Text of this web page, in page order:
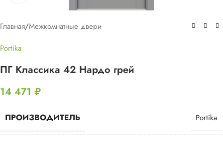
Главная/Межкомнатные двери
Portika
ПГ Классика 42 Нардо грей
14 471 ₽
ПРОИЗВОДИТЕЛЬ Portika